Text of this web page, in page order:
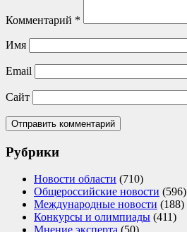
Комментарий *
Имя
Email
Сайт
Рубрики
Новости области (710)
Общероссийские новости (596)
Международные новости (188)
Конкурсы и олимпиады (411)